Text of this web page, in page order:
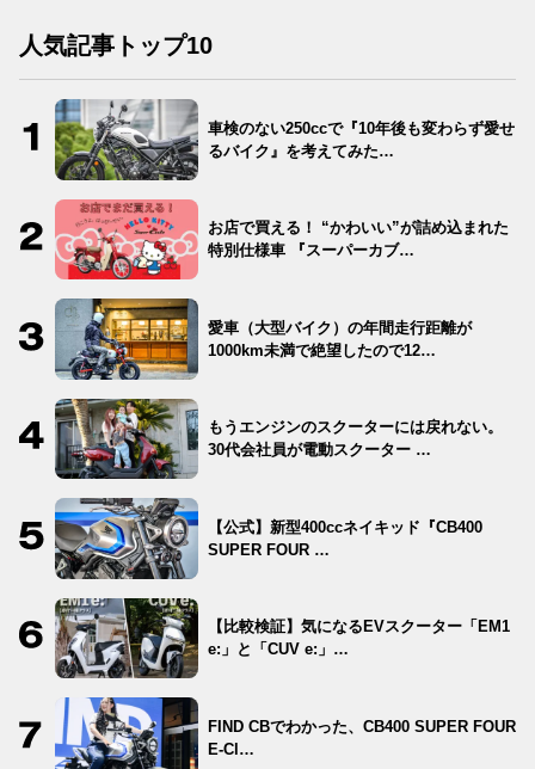
人気記事トップ10
車検のない250ccで『10年後も変わらず愛せ
るバイク』を考えてみた…
お店で買える！ “かわいい”が詰め込まれた
特別仕様車 『スーパーカブ…
愛車（大型バイク）の年間走行距離が
1000km未満で絶望したので12…
もうエンジンのスクーターには戻れない。
30代会社員が電動スクーター …
【公式】新型400ccネイキッド『CB400
SUPER FOUR …
【比較検証】気になるEVスクーター「EM1
e:」と「CUV e:」…
FIND CBでわかった、CB400 SUPER FOUR
E-Cl…